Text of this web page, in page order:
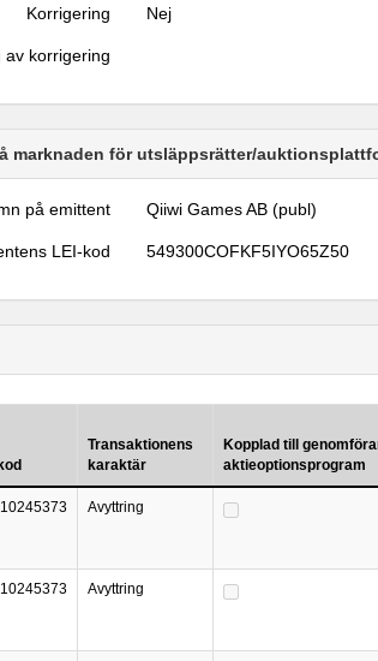
Korrigering Nej
av korrigering
marknaden för utsläppsrätter/
på emittent Qiiwi Games AB (publ)
LEI-kod 549300COFKF5IYO65Z50
Transaktionens
karaktär
Kopplad till
aktieoptionsprogram
Avyttring
Avyttring